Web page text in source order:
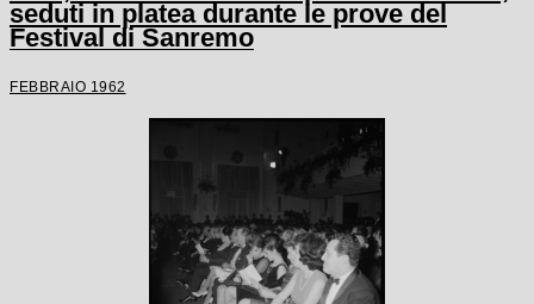
seduti in platea durante le prove del
Festival di Sanremo
FEBBRAIO 1962